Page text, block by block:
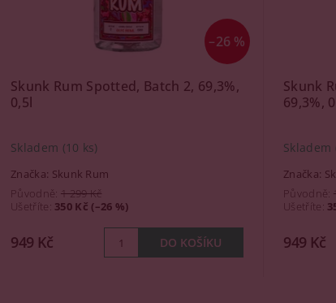
–26 %
Skunk Rum Spotted, Batch 2, 69,3%,
0,5l
Skladem (10 ks)
Značka: Skunk Rum
Původně: 1 299 Kč
Ušetříte: 350 Kč (–26 %)
949 Kč
Skunk
69,3%,
Skladem
Značka:
Původně:
Ušetříte:
949 Kč